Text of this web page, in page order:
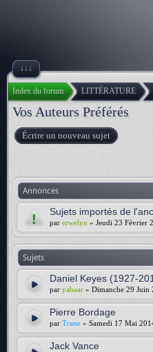
↓↓↓
Index du forum LITTÉRATURE
Vos Auteurs Préférés
Écrire un nouveau sujet
Annonces
Sujets importés de
par erwelyn » Jeudi 23 Février
Sujets
Daniel Keyes (1927-
par yabaar » Dimanche 29 Juin
Pierre Bordage
par Trane » Samedi 17 Mai
Jack Vance